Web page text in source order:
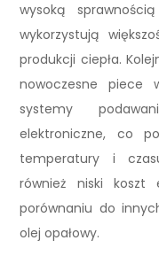
wysoką
wykorzystują
produkcji ciepła.
nowoczesne piece
systemy
elektroniczne, co
temperatury i
również niski
porównaniu do
olej opałowy.